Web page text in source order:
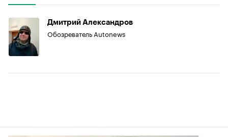
Дмитрий Александров
Обозреватель Autonews